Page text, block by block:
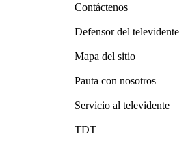
Contáctenos
Defensor del televidente
Mapa del sitio
Pauta con nosotros
Servicio al televidente
TDT